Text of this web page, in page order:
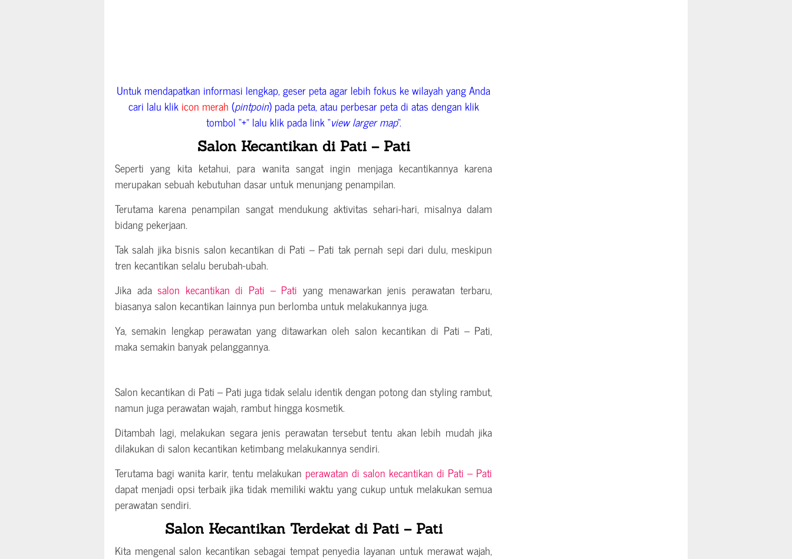
Untuk mendapatkan informasi lengkap, geser peta agar lebih fokus ke wilayah yang Anda
cari lalu klik icon merah (pintpoin) pada peta, atau perbesar peta di atas dengan klik
tombol “+” lalu klik pada link “view larger map“.
Salon Kecantikan di Pati – Pati
Seperti yang kita ketahui, para wanita sangat ingin menjaga kecantikannya karena
merupakan sebuah kebutuhan dasar untuk menunjang penampilan.
Terutama karena penampilan sangat mendukung aktivitas sehari-hari, misalnya dalam
bidang pekerjaan.
Tak salah jika bisnis salon kecantikan di Pati – Pati tak pernah sepi dari dulu, meskipun
tren kecantikan selalu berubah-ubah.
Jika ada salon kecantikan di Pati – Pati yang menawarkan jenis perawatan terbaru,
biasanya salon kecantikan lainnya pun berlomba untuk melakukannya juga.
Ya, semakin lengkap perawatan yang ditawarkan oleh salon kecantikan di Pati – Pati,
maka semakin banyak pelanggannya.
Salon kecantikan di Pati – Pati juga tidak selalu identik dengan potong dan styling rambut,
namun juga perawatan wajah, rambut hingga kosmetik.
Ditambah lagi, melakukan segara jenis perawatan tersebut tentu akan lebih mudah jika
dilakukan di salon kecantikan ketimbang melakukannya sendiri.
Terutama bagi wanita karir, tentu melakukan perawatan di salon kecantikan di Pati – Pati
dapat menjadi opsi terbaik jika tidak memiliki waktu yang cukup untuk melakukan semua
perawatan sendiri.
Salon Kecantikan Terdekat di Pati – Pati
Kita mengenal salon kecantikan sebagai tempat penyedia layanan untuk merawat wajah,